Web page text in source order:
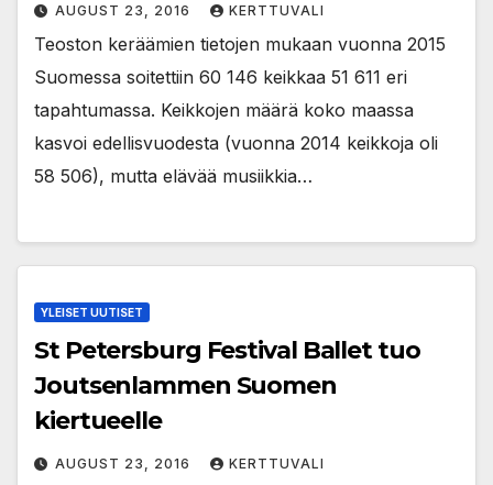
AUGUST 23, 2016 KERTTUVALI
Teoston keräämien tietojen mukaan vuonna 2015
Suomessa soitettiin 60 146 keikkaa 51 611 eri
tapahtumassa. Keikkojen määrä koko maassa
kasvoi edellisvuodesta (vuonna 2014 keikkoja oli
58 506), mutta elävää musiikkia…
YLEISET UUTISET
St Petersburg Festival Ballet tuo
Joutsenlammen Suomen
kiertueelle
AUGUST 23, 2016 KERTTUVALI